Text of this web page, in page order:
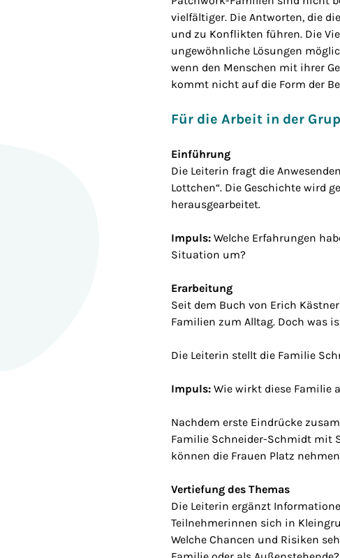
vielfältiger. Die Antworten, die
und zu Konflikten führen. Die
ungewöhnliche Lösungen
wenn den Menschen mit ihrer
kommt nicht auf die Form der
Für die Arbeit in der
Einführung
Die Leiterin fragt die
Lottchen“. Die Geschichte wird
herausgearbeitet.
Impuls:Welche Erfahrungen
Situation um?
Erarbeitung
Seit dem Buch von Erich
Familien zum Alltag. Doch was
Die Leiterin stellt die Familie
Impuls: Wie wirkt diese Familie
Nachdem erste Eindrücke
Familie Schneider-Schmidt mit
können die Frauen Platz
Vertiefung des Themas
Die Leiterin ergänzt
Teilnehmerinnen sich in
Welche Chancen und Risiken